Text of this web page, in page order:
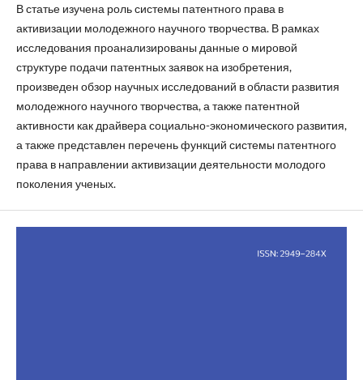
В статье изучена роль системы патентного права в
активизации молодежного научного творчества. В рамках
исследования проанализированы данные о мировой
структуре подачи патентных заявок на изобретения,
произведен обзор научных исследований в области развития
молодежного научного творчества, а также патентной
активности как драйвера социально-экономического развития,
а также представлен перечень функций системы патентного
права в направлении активизации деятельности молодого
поколения ученых.